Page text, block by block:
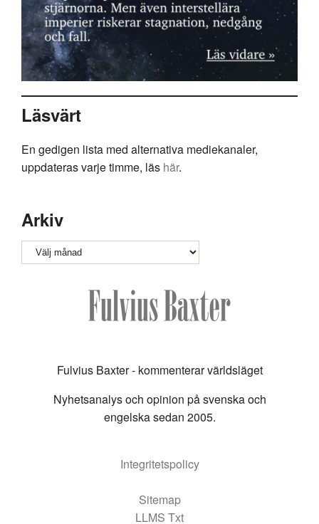
Läsvärt
En gedigen lista med alternativa mediekanaler,
uppdateras varje timme, läs här.
Arkiv
Arkiv
Fulvius Baxter - kommenterar världsläget
Nyhetsanalys och opinion på svenska och
engelska sedan 2005.
Integritetspolicy
Sitemap
LLMS Txt